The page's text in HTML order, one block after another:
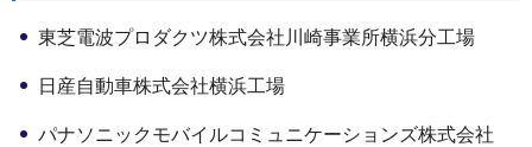
東芝電波プロダクツ株式会社川崎事業所横浜分工場
日産自動車株式会社横浜工場
パナソニックモバイルコミュニケーションズ株式会社